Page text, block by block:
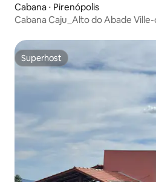
Cabana ⋅ Pirenópolis
Cabana Caju_Alto do Abade
Superhost
Superhost